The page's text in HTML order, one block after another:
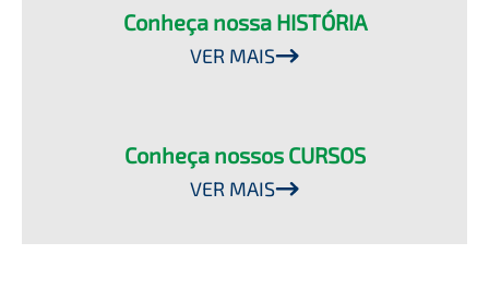
Conheça nossa HISTÓRIA
VER MAIS
Conheça nossos CURSOS
VER MAIS